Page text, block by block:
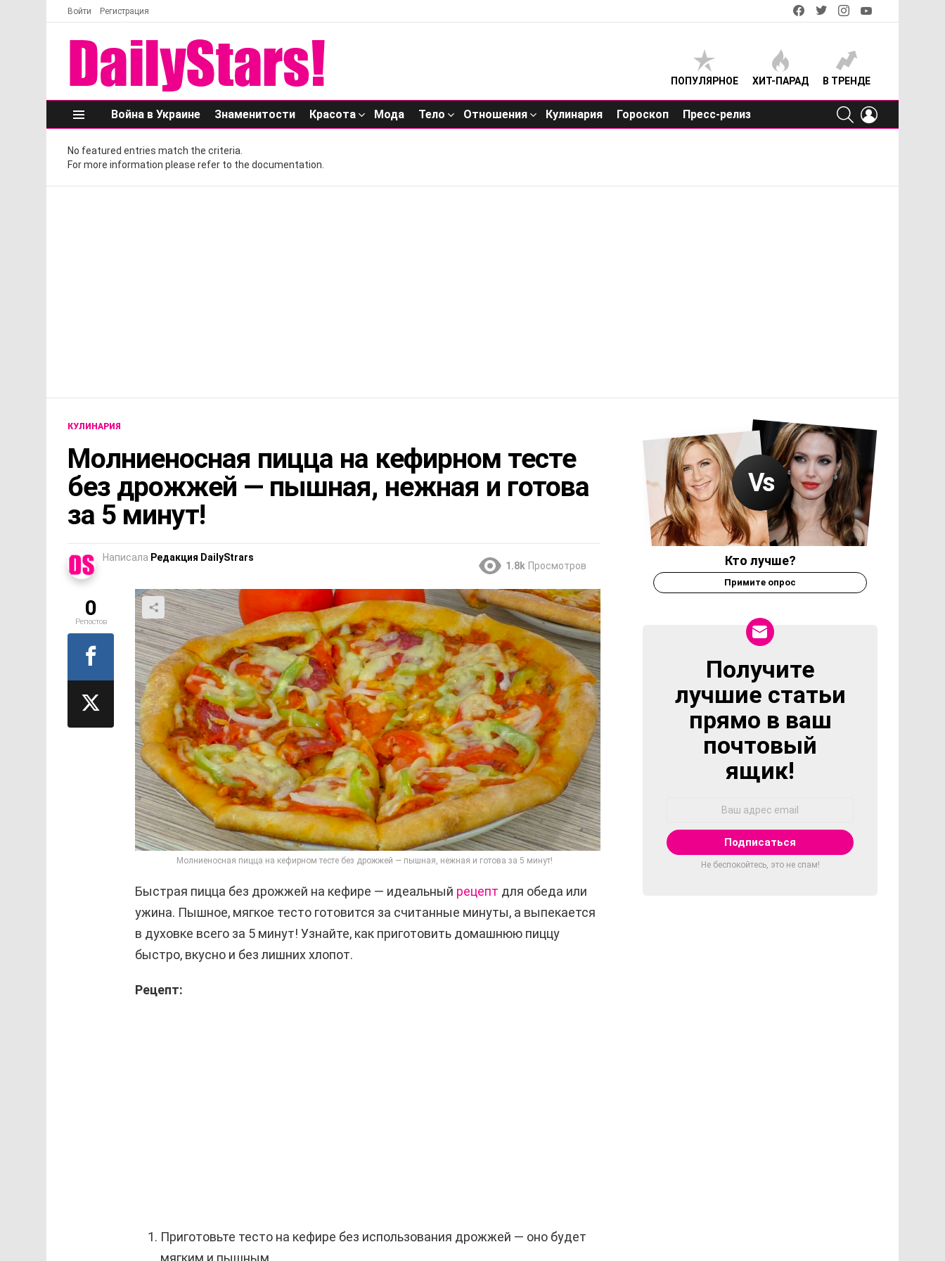
Войти Регистрация
facebooktwitterinstagram
ПОПУЛЯРНОЕ ХИТ-ПАРАД В ТРЕНДЕ
Меню
Война в Украине Знаменитости Красота Мода Тело Отношения Кулинария Гороскоп Пресс-релиз
SEARCH
No featured entries match the criteria.
For more information please refer to the documentation.
КУЛИНАРИЯ
Молниеносная пицца на кефирном тесте
без дрожжей — пышная, нежная и готова
за 5 минут!
Написала Редакция DailyStrars
1.8k Просмотров
Молниеносная пицца на кефирном тесте без дрожжей — пышная, нежная и готова за 5 минут!
Быстрая пицца без дрожжей на кефире — идеальный рецепт для обеда или
ужина. Пышное, мягкое тесто готовится за считанные минуты, а выпекается
в духовке всего за 5 минут! Узнайте, как приготовить домашнюю пиццу
быстро, вкусно и без лишних хлопот.
Рецепт:
Приготовьте тесто на кефире без использования дрожжей — оно будет
0
Репостов
Кто лучше?
Примите опрос
NEWSLETTER
Получите
лучшие статьи
прямо в ваш
почтовый
ящик!
Не беспокойтесь, это не спам!